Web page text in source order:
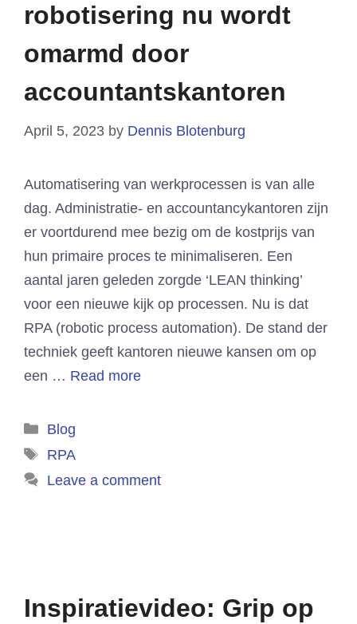
robotisering nu wordt
omarmd door
accountantskantoren
April 5, 2023 by Dennis Blotenburg
Automatisering van werkprocessen is van alle
dag. Administratie- en accountancykantoren zijn
er voortdurend mee bezig om de kostprijs van
hun primaire proces te minimaliseren. Een
aantal jaren geleden zorgde ‘LEAN thinking’
voor een nieuwe kijk op processen. Nu is dat
RPA (robotic process automation). De stand der
techniek geeft kantoren nieuwe kansen om op
een … Read more
Categories
Blog
Tags
RPA
Leave a comment
Inspiratievideo: Grip op